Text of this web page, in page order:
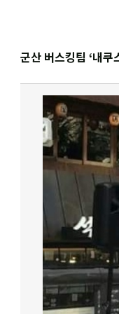
군산 버스킹팀 ‘내쿠